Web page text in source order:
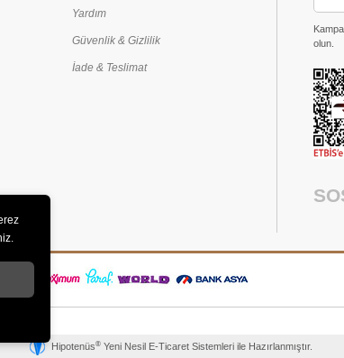
Yardım
Güvenlik & Gizlilik
İade & Teslimat
olun.
Hipotenüs®Yeni Nesil E-Ticaret Sistemleri ile Hazırlanmıştır.